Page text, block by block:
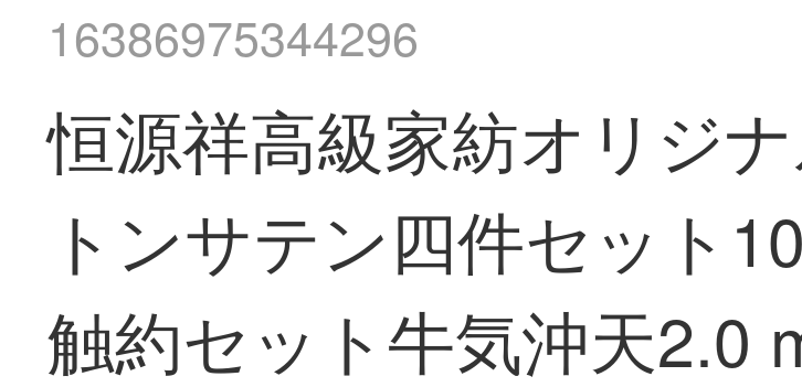
16386975344296
恒源祥高級家紡オリジ
トンサテン四件セット
触約セット牛気沖天2.0